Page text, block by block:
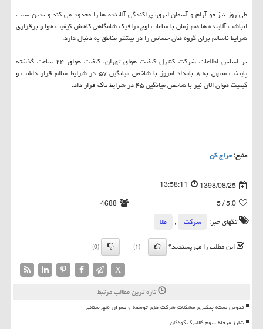
طی روز نیز جو آرام و آسمان ابری، پراكندگی آلاینده ها را محدود می كند و بدین سبب
انباشت آلاینده ها هم زمان با ساعات اوج ترافیك شامگاهی كاهش كیفیت هوا و برقراری
شرایط ناسالم برای گروه های حساس را در بیشتر مناطق به دنبال دارد.
بر اساس اطلاعات شركت كنترل كیفیت هوای تهران، كیفیت هوای ۲۴ ساعت گذشته
پایتخت منتهی به ۸ بامداد امروز با شاخص میانگین ۵۷ در شرایط سالم قرار داشت و
كیفیت هوای الان نیز با شاخص میانگین ۴۵ در شرایط پاك قرار داد.
منبع:حراج كن
1398/08/25
13:58:11
5.0
/ 5
4688
تگهای خبر:
شركت ,
طلا
این مطلب را می پسندید؟
(1)
(0)
X
تازه ترین مطالب مرتبط
تدوین بسته پیگیری مشکلات شرکت های توسعه و عمران شهرستانی
شارژ مرحله سوم کالابرگ کودکان